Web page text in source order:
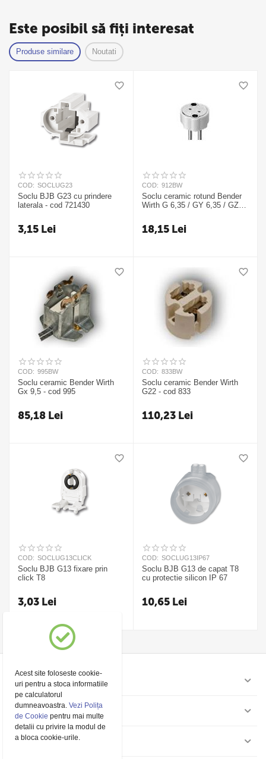
Este posibil să fiți interesat
Produse similare Noutati
COD: SOCLUG23
Soclu BJB G23 cu prindere
laterala - cod 721430
3,15 Lei
COD: 912BW
Soclu ceramic rotund Bender
Wirth G 6,35 / GY 6,35 / GZ
18,15 Lei
COD: 995BW
Soclu ceramic Bender Wirth
Gx 9,5 - cod 995
85,18 Lei
COD: 833BW
Soclu ceramic Bender Wirth
G22 - cod 833
110,23 Lei
COD: SOCLUG13CLICK
Soclu BJB G13 fixare prin
click T8
3,03 Lei
COD: SOCLUG13IP67
Soclu BJB G13 de capat T8
cu protectie silicon IP 67
10,65 Lei
Contul meu
Pagini
Contact
Acest site foloseste cookie-
uri pentru a stoca informatiile
pe calculatorul
dumneavoastra.Vezi Polița
de Cookie pentru mai multe
detalii cu privire la modul de
a bloca cookie-urile.